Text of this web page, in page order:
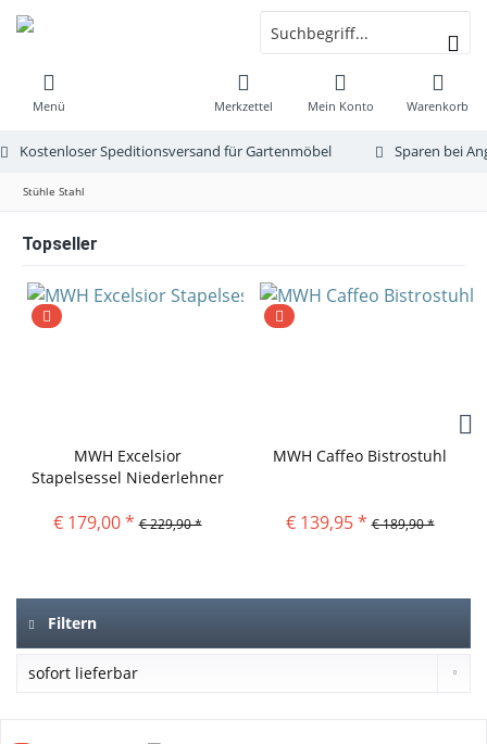
Menü Warenkorb
Merkzettel Mein Konto
Kostenloser Speditionsversand für Gartenmöbel Sparen bei
Stühle Stahl
Topseller
MWH Excelsior
Stapelsessel Niederlehner
€ 179,00 * € 229,90 *
MWH Caffeo Bistrostuhl
€ 139,95 * € 189,90 *
Filtern